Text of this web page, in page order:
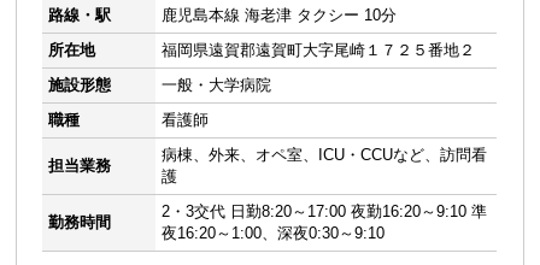
路線・駅
鹿児島本線 海老津 タクシー 10分
所在地
福岡県遠賀郡遠賀町大字尾崎１７２５番地２
施設形態
一般・大学病院
職種
看護師
担当業務
病棟、外来、オペ室、ICU・CCUなど、訪問看
護
勤務時間
2・3交代 日勤8:20～17:00 夜勤16:20～9:10 準
夜16:20～1:00、深夜0:30～9:10